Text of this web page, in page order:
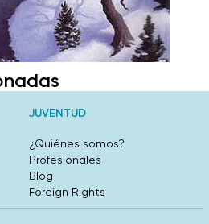
JUVENTUD
¿Quiénes somos?
Profesionales
Blog
Foreign Rights